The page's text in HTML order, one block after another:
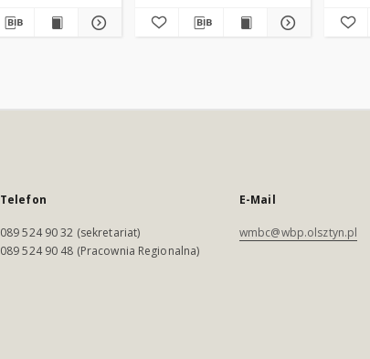
Telefon
089 524 90 32 (sekretariat)
089 524 90 48 (Pracownia Regionalna)
E-Mail
wmbc@wbp.olsztyn.pl